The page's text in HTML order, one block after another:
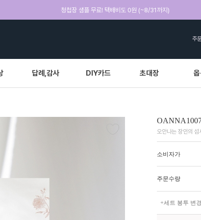
청첩장 샘플 무료! 택배비도 0원 (~8/31까지)
주
답례,감사 DIY카드 초대장
오안나는 장인의 섬
소비자가
주문수량
+세트 봉투 변경